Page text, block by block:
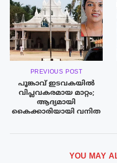
PREVIOUS POST
പൂങ്കാവ് ഇടവകയിൽ
വിപ്ലവകരമായ മാറ്റം;
ആദ്യമായി
കൈക്കാരിയായി വനിത
YOU MAY